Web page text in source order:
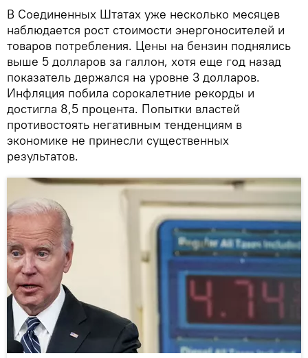
В Соединенных Штатах уже несколько месяцев
наблюдается рост стоимости энергоносителей и
товаров потребления. Цены на бензин поднялись
выше 5 долларов за галлон, хотя еще год назад
показатель держался на уровне 3 долларов.
Инфляция побила сорокалетние рекорды и
достигла 8,5 процента. Попытки властей
противостоять негативным тенденциям в
экономике не принесли существенных
результатов.